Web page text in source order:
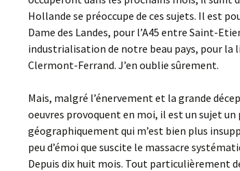
Hollande se préoccupe de ces sujets. Il est
Dame des Landes, pour l’A45 entre Saint-
industrialisation de notre beau pays, pour la
Clermont-Ferrand. J’en oublie sûrement.
Mais, malgré l’énervement et la grande
oeuvres provoquent en moi, il est un sujet un
géographiquement qui m’est bien plus
peu d’émoi que suscite le massacre
Depuis dix huit mois. Tout particulièrement